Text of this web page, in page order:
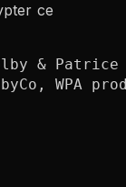
ce
& Patrice
WPA